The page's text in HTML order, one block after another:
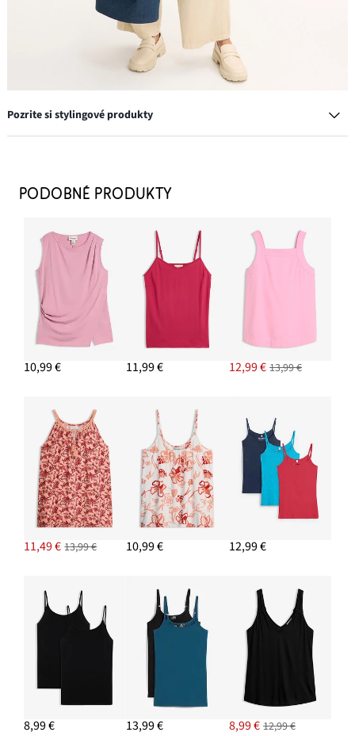
Pozrite si stylingové produkty
27,99 €
Twillové nohavice z čistej bavlny
12,99 €
PRIDAŤ DO KOŠÍKA
Náušnice kruhy
11,99 €
12,99 €
PRIDAŤ DO KOŠÍKA
PODOBNÉ PRODUKTY
10,99 € 11,99 € 12,99 € 13,99 €
11,49 € 13,99 € 10,99 € 12,99 €
8,99 € 13,99 € 8,99 € 12,99 €